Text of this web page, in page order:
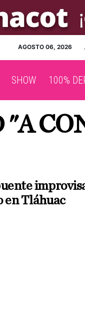
AGOSTO 06, 2026
SHOW 100%
"A
en Tláhuac